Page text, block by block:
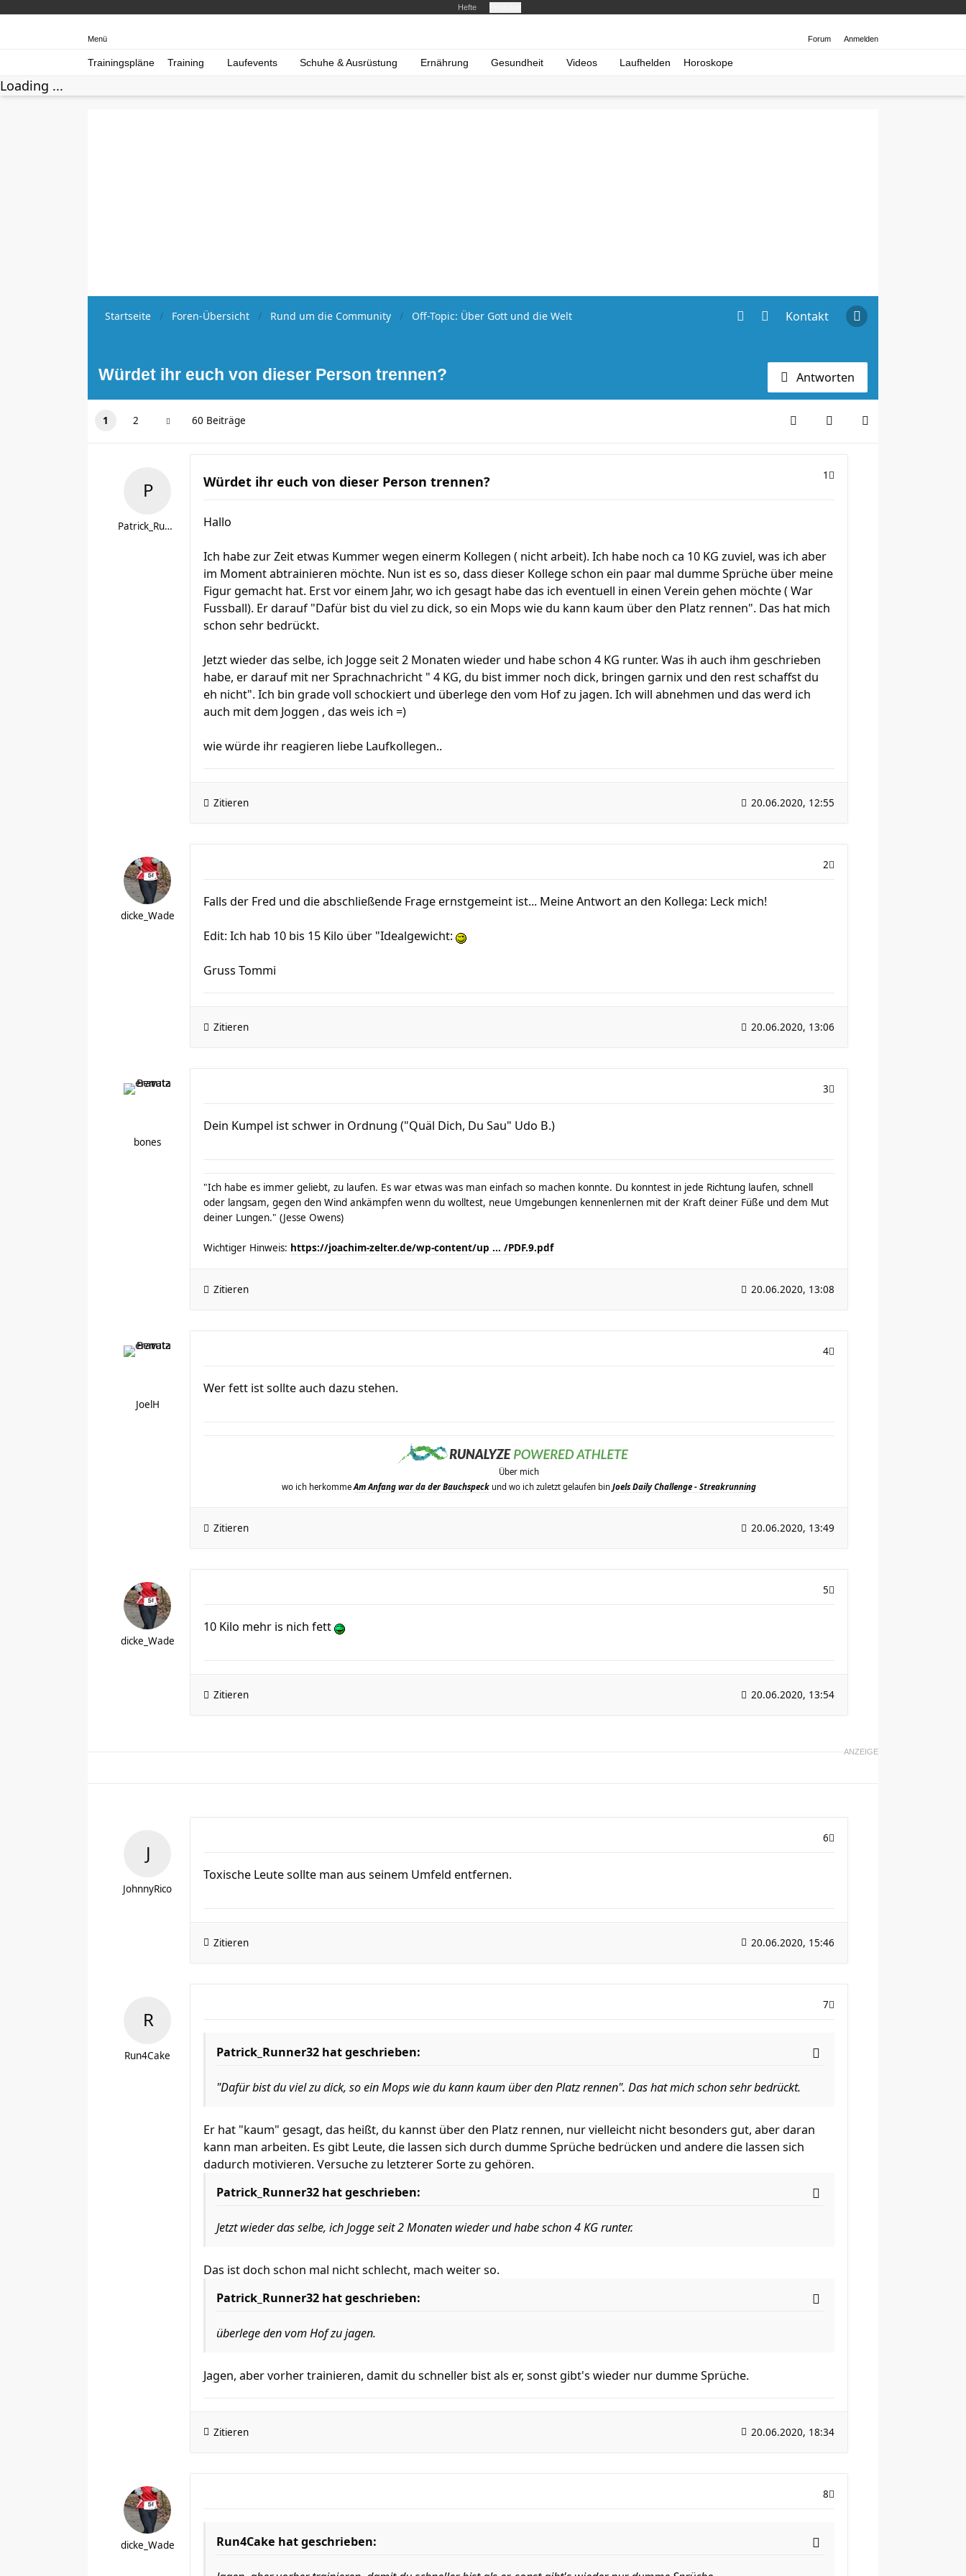
Hefte
Forum Anmelden
Menü
Trainingspläne Training Laufevents Schuhe & Ausrüstung Ernährung Gesundheit Videos Laufhelden Horoskope
Loading ...
Kontakt
Startseite Foren-Übersicht Rund um die Community Off-Topic: Über Gott und die Welt
Würdet ihr euch von dieser Person trennen? Antworten
1 2 60 Beiträge
Patrick_Runner32
Würdet ihr euch von dieser Person trennen? 1
Hallo
Ich habe zur Zeit etwas Kummer wegen einerm Kollegen ( nicht arbeit). Ich habe noch ca 10 KG zuviel, was ich aber
im Moment abtrainieren möchte. Nun ist es so, dass dieser Kollege schon ein paar mal dumme Sprüche über meine
Figur gemacht hat. Erst vor einem Jahr, wo ich gesagt habe das ich eventuell in einen Verein gehen möchte ( War
Fussball). Er darauf "Dafür bist du viel zu dick, so ein Mops wie du kann kaum über den Platz rennen". Das hat mich
schon sehr bedrückt.
Jetzt wieder das selbe, ich Jogge seit 2 Monaten wieder und habe schon 4 KG runter. Was ih auch ihm geschrieben
habe, er darauf mit ner Sprachnachricht " 4 KG, du bist immer noch dick, bringen garnix und den rest schaffst du
eh nicht". Ich bin grade voll schockiert und überlege den vom Hof zu jagen. Ich will abnehmen und das werd ich
auch mit dem Joggen , das weis ich =)
wie würde ihr reagieren liebe Laufkollegen..
Zitieren 20.06.2020, 12:55
dicke_Wade
2
Falls der Fred und die abschließende Frage ernstgemeint ist... Meine Antwort an den Kollega: Leck mich!
Edit: Ich hab 10 bis 15 Kilo über "Idealgewicht:
Gruss Tommi
Zitieren 20.06.2020, 13:06
bones
3
Dein Kumpel ist schwer in Ordnung ("Quäl Dich, Du Sau" Udo B.)
"Ich habe es immer geliebt, zu laufen. Es war etwas was man einfach so machen konnte. Du konntest in jede Richtung laufen, schnell
oder langsam, gegen den Wind ankämpfen wenn du wolltest, neue Umgebungen kennenlernen mit der Kraft deiner Füße und dem Mut
deiner Lungen." (Jesse Owens)
Wichtiger Hinweis: https://joachim-zelter.de/wp-content/up ... /PDF.9.pdf
Zitieren 20.06.2020, 13:08
JoelH
4
Wer fett ist sollte auch dazu stehen.
Über mich
wo ich herkommeAm Anfang war da der Bauchspeck und wo ich zuletzt gelaufen bin Joels Daily Challenge - Streakrunning
Zitieren 20.06.2020, 13:49
dicke_Wade
5
10 Kilo mehr is nich fett
Zitieren 20.06.2020, 13:54
ANZEIGE
JohnnyRico
6
Toxische Leute sollte man aus seinem Umfeld entfernen.
Zitieren 20.06.2020, 15:46
Run4Cake
7
Patrick_Runner32 hat geschrieben:
"Dafür bist du viel zu dick, so ein Mops wie du kann kaum über den Platz rennen". Das hat mich schon sehr bedrückt.
Er hat "kaum" gesagt, das heißt, du kannst über den Platz rennen, nur vielleicht nicht besonders gut, aber daran
kann man arbeiten. Es gibt Leute, die lassen sich durch dumme Sprüche bedrücken und andere die lassen sich
dadurch motivieren. Versuche zu letzterer Sorte zu gehören.
Patrick_Runner32 hat geschrieben:
Jetzt wieder das selbe, ich Jogge seit 2 Monaten wieder und habe schon 4 KG runter.
Das ist doch schon mal nicht schlecht, mach weiter so.
Patrick_Runner32 hat geschrieben:
überlege den vom Hof zu jagen.
Jagen, aber vorher trainieren, damit du schneller bist als er, sonst gibt's wieder nur dumme Sprüche.
Zitieren 20.06.2020, 18:34
dicke_Wade
8
Run4Cake hat geschrieben: